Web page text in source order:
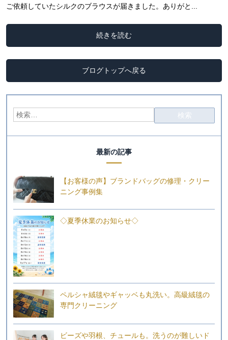
ご依頼していたシルクのブラウスが届きました。ありがと...
続きを読む
ブログトップへ戻る
最新の記事
【お客様の声】ブランドバッグの修理・クリー
ニング事例集
◇夏季休業のお知らせ◇
ペルシャ絨毯やギャッベも丸洗い。高級絨毯の
専門クリーニング
ビーズや羽根、チュールも。洗うのが難しいド